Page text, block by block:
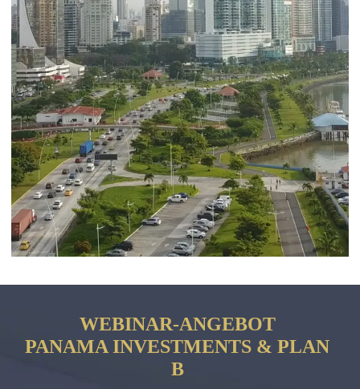
WEBINAR-ANGEBOT
PANAMA INVESTMENTS & PLAN
B